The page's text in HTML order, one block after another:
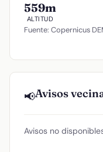
559m
ALTITUD
Fuente: Copernicus
📢Avisos
Avisos no